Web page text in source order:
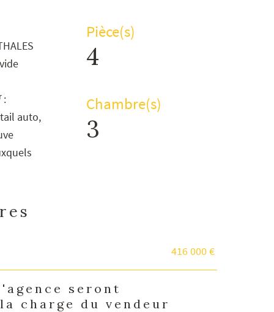
:
auto,
Pièce(s)
4
Chambre(s)
3
416 000 €
seront
charge du vendeur